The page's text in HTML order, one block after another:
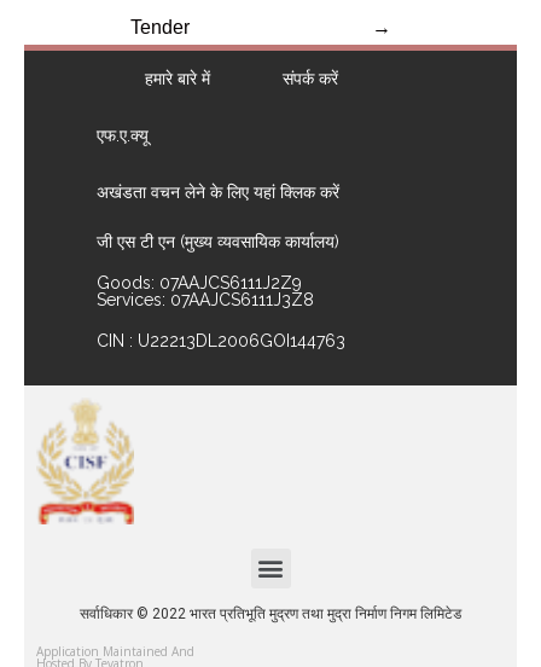
Tender
→
हमारे बारे में संपर्क करें
एफ.ए.क्यू
अखंडता वचन लेने के लिए यहां क्लिक करें
जी एस टी एन (मुख्य व्यवसायिक कार्यालय)
Goods: 07AAJCS6111J2Z9
Services: 07AAJCS6111J3Z8
CIN : U22213DL2006GOI144763
सर्वाधिकार © 2022 भारत प्रतिभूति मुद्रण तथा मुद्रा निर्माण निगम लिमिटेड
Application Maintained And
Hosted By Tevatron